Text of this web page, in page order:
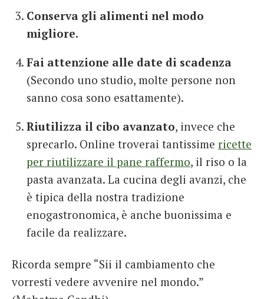
Conserva gli alimenti nel modo
migliore.
Fai attenzione alle date di scadenza
(Secondo uno studio, molte persone non
sanno cosa sono esattamente).
Riutilizza il cibo avanzato, invece che
sprecarlo. Online troverai tantissime ricette
per riutilizzare il pane raffermo, il riso o la
pasta avanzata. La cucina degli avanzi, che
è tipica della nostra tradizione
enogastronomica, è anche buonissima e
facile da realizzare.
Ricorda sempre “Sii il cambiamento che
vorresti vedere avvenire nel mondo.”